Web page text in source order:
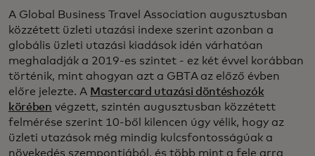
A Global Business Travel Association augusztusban
közzétett üzleti utazási indexe szerint azonban a
globális üzleti utazási kiadások idén várhatóan
meghaladják a 2019-es szintet - ez két évvel korábban
történik, mint ahogyan azt a GBTA az előző évben
előre jelezte. A Mastercard utazási döntéshozók
körében végzett, szintén augusztusban közzétett
felmérése szerint 10-ből kilencen úgy vélik, hogy az
üzleti utazások még mindig kulcsfontosságúak a
növekedés szempontjából, és több mint a fele arra